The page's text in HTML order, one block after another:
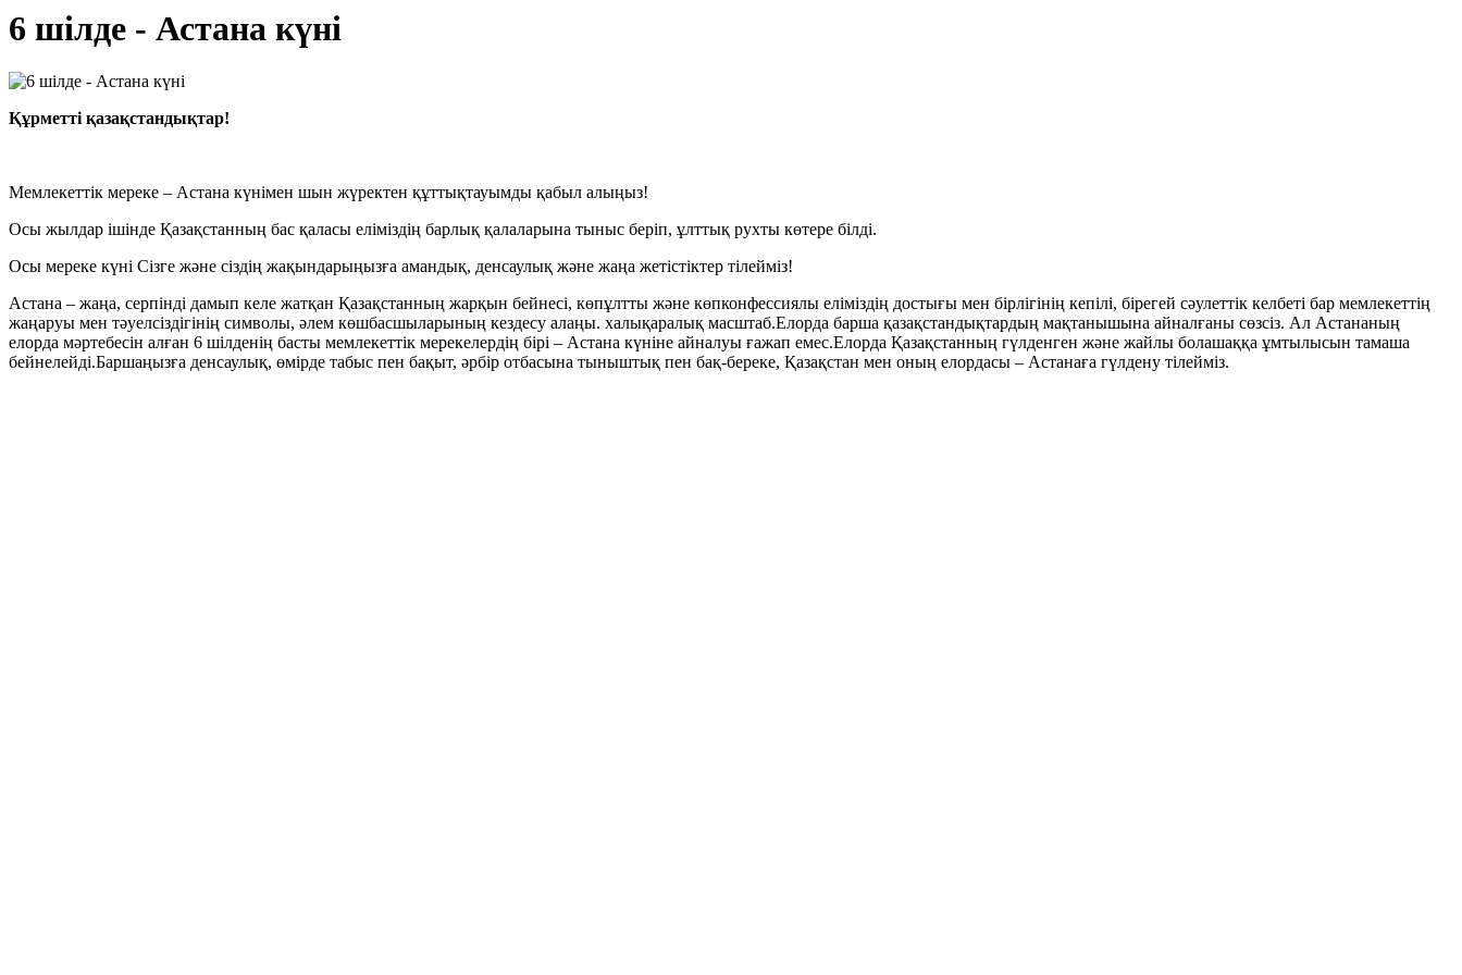
6 шілде - Астана күні
Құрметті қазақстандықтар!
Мемлекеттік мереке – Астана күнімен шын жүректен құттықтауымды қабыл алыңыз!
Осы жылдар ішінде Қазақстанның бас қаласы еліміздің барлық қалаларына тыныс беріп, ұлттық рухты көтере білді.
Осы мереке күні Сізге және сіздің жақындарыңызға амандық, денсаулық және жаңа жетістіктер тілейміз!
Астана – жаңа, серпінді дамып келе жатқан Қазақстанның жарқын бейнесі, көпұлтты және көпконфессиялы еліміздің достығы мен бірлігінің кепілі, бірегей сәулеттік келбеті бар мемлекеттің
жаңаруы мен тәуелсіздігінің символы, әлем көшбасшыларының кездесу алаңы. халықаралық масштаб.Елорда барша қазақстандықтардың мақтанышына айналғаны сөзсіз. Ал Астананың
елорда мәртебесін алған 6 шілденің басты мемлекеттік мерекелердің бірі – Астана күніне айналуы ғажап емес.Елорда Қазақстанның гүлденген және жайлы болашаққа ұмтылысын тамаша
бейнелейді.Баршаңызға денсаулық, өмірде табыс пен бақыт, әрбір отбасына тыныштық пен бақ-береке, Қазақстан мен оның елордасы – Астанаға гүлдену тілейміз.